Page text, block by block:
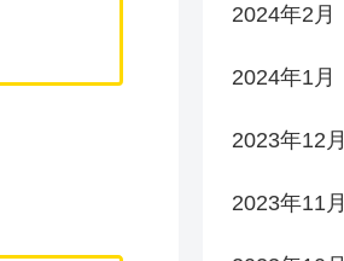
2024年2月
2024年1月
2023年12月
2023年11月